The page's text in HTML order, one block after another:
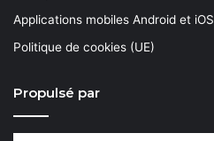
Applications mobiles Android et iOS
Politique de cookies (UE)
Propulsé par